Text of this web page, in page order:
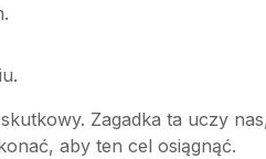
Zagadka ta uczy
aby ten cel osiągnąć.